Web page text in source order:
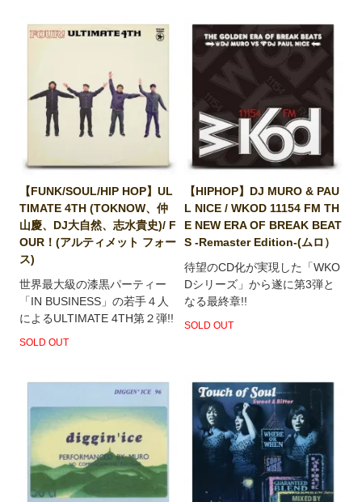
【FUNK/SOUL/HIP HOP】UL
TIMATE 4TH (TOKNOW、仲
山慶、DJ大自然、志水貴史)/ F
OUR！(アルティメット フォー
ス)
世界最大級の漆黒パーティー
「IN BUSINESS」の若手４人
によるULTIMATE 4TH第２弾!!
SOLD OUT
【HIPHOP】DJ MURO & PAU
L NICE / WKOD 11154 FM TH
E NEW ERA OF BREAK BEAT
S -Remaster Edition-(ムロ）
待望のCD化が実現した「WKO
Dシリーズ」から遂に第3弾と
なる最終章!!
SOLD OUT